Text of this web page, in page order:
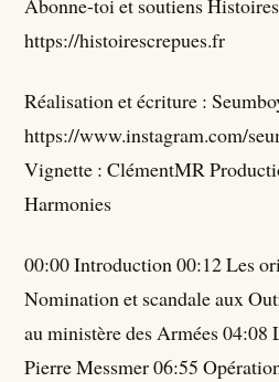
Abonne-toi et soutiens
https://histoirescrepues.fr
Réalisation et écriture :
https://www.instagram.com/
Vignette : ClémentMR
Harmonies
00:00 Introduction 00:12 Les
Nomination et scandale aux
au ministère des Armées 04:08
Pierre Messmer 06:55